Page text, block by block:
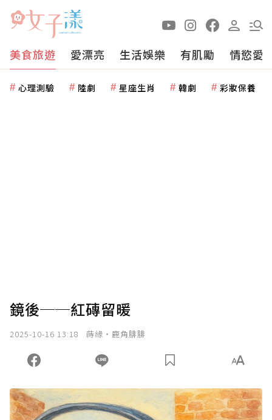
美食旅遊 愛漂亮 生活娛樂 有肌勵 情慾愛
心理測驗 陸劇 星座生肖 韓劇 彩妝保養
鏡後──紅磚留暖
2025-10-16 13:18 蒔緣‧鹿角腓腓